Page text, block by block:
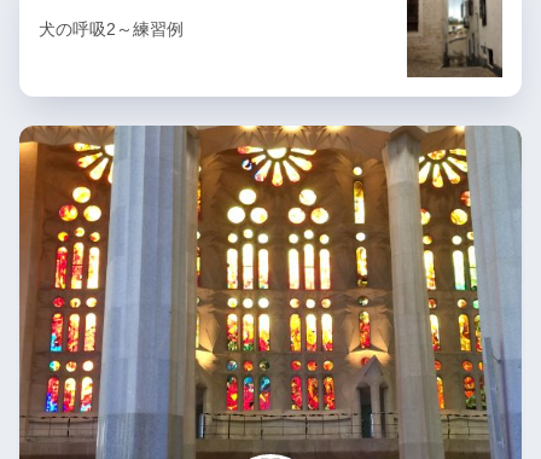
犬の呼吸2～練習例